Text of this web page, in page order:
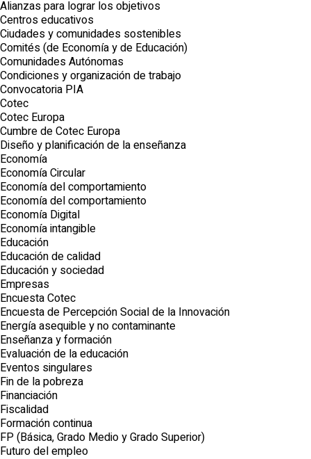
Alianzas para lograr los objetivos
Centros educativos
Ciudades y comunidades sostenibles
Comités (de Economía y de Educación)
Comunidades Autónomas
Condiciones y organización de trabajo
Convocatoria PIA
Cotec
Cotec Europa
Cumbre de Cotec Europa
Diseño y planificación de la enseñanza
Economía
Economía Circular
Economía del comportamiento
Economía del comportamiento
Economía Digital
Economía intangible
Educación
Educación de calidad
Educación y sociedad
Empresas
Encuesta Cotec
Encuesta de Percepción Social de la Innovación
Energía asequible y no contaminante
Enseñanza y formación
Evaluación de la educación
Eventos singulares
Fin de la pobreza
Financiación
Fiscalidad
Formación continua
FP (Básica, Grado Medio y Grado Superior)
Futuro del empleo